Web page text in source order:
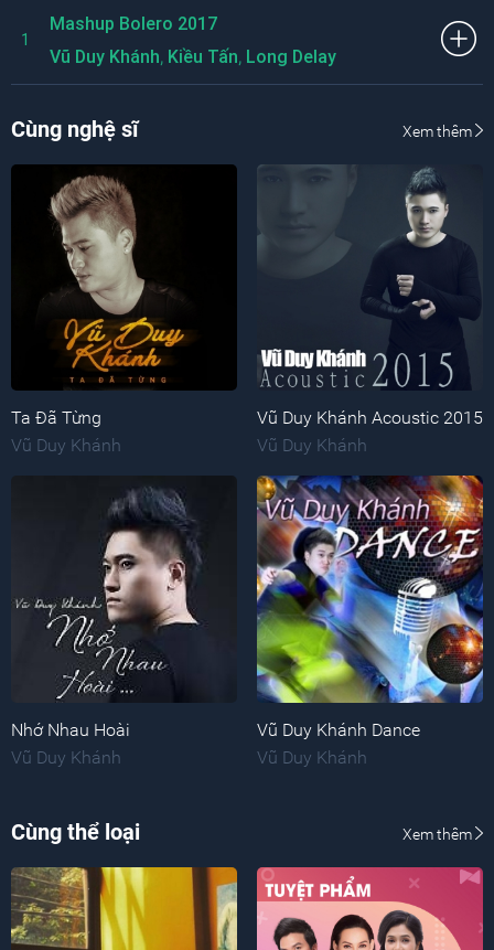
1
Mashup Bolero 2017
Vũ Duy Khánh, Kiều Tấn, Long Delay
Cùng nghệ sĩ Xem thêm
Ta Đã Từng
Vũ Duy Khánh
Vũ Duy Khánh Acoustic 2015
Vũ Duy Khánh
Nhớ Nhau Hoài
Vũ Duy Khánh
Vũ Duy Khánh Dance
Vũ Duy Khánh
Cùng thể loại Xem thêm